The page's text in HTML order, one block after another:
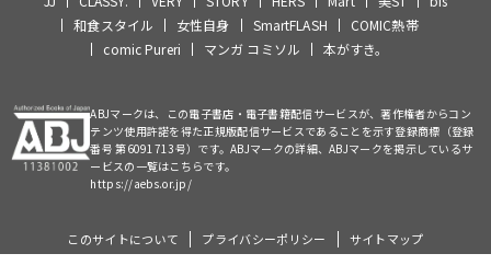
和食スタイル
女性自身 SmartFLASH
COMIC熱帯
comic Pureri
マンガ コミソル 本がすき。
ABJマークは、この電子書店・電子書籍配信サービスが、著作権者からコン
テンツ使用許諾を得た正規版配信サービスであることを示す登録商標（登録
番号 第6091713号）です。ABJマークの詳細、ABJマークを掲示しているサ
ービスの一覧はこちらです。
https://aebs.or.jp/
このサイトについて プライバシーポリシー サイトマップ